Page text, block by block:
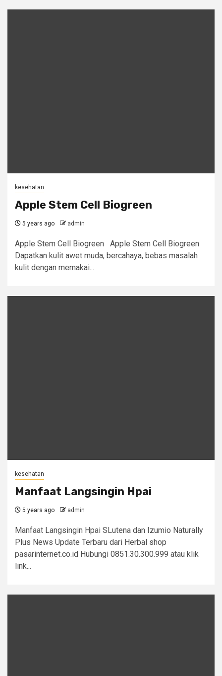
kesehatan
Apple Stem Cell Biogreen
5 years ago admin
Apple Stem Cell Biogreen Apple Stem Cell Biogreen
Dapatkan kulit awet muda, bercahaya, bebas masalah
kulit dengan memakai...
kesehatan
Manfaat Langsingin Hpai
5 years ago admin
Manfaat Langsingin Hpai SLutena dan Izumio Naturally
Plus News Update Terbaru dari Herbal shop
pasarinternet.co.id Hubungi 0851.30.300.999 atau klik
link...